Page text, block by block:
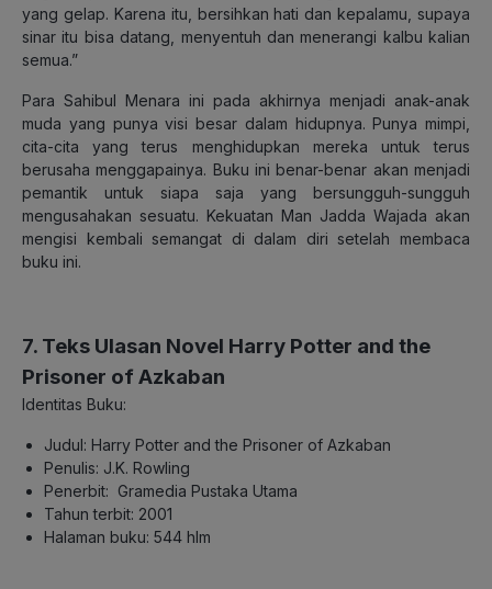
yang gelap. Karena itu, bersihkan hati dan kepalamu, supaya
sinar itu bisa datang, menyentuh dan menerangi kalbu kalian
semua.”
Para Sahibul Menara ini pada akhirnya menjadi anak-anak
muda yang punya visi besar dalam hidupnya. Punya mimpi,
cita-cita yang terus menghidupkan mereka untuk terus
berusaha menggapainya. Buku ini benar-benar akan menjadi
pemantik untuk siapa saja yang bersungguh-sungguh
mengusahakan sesuatu. Kekuatan Man Jadda Wajada akan
mengisi kembali semangat di dalam diri setelah membaca
buku ini.
7. Teks Ulasan Novel Harry Potter and the
Prisoner of Azkaban
Identitas Buku:
Judul: Harry Potter and the Prisoner of Azkaban
Penulis: J.K. Rowling
Penerbit: Gramedia Pustaka Utama
Tahun terbit: 2001
Halaman buku: 544 hlm